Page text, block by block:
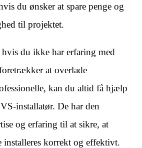
du ønsker at spare penge og
til projektet.
hvis du ikke har erfaring med
at overlade
kan du altid få hjælp
installatør. De har den
og erfaring til at sikre, at
installeres korrekt og effektivt.